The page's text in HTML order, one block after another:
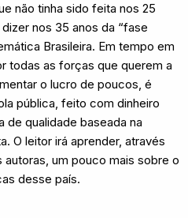
não tinha sido feita nos 25
nos 35 anos da “fase
Brasileira. Em tempo em
todas as forças que querem a
o lucro de poucos, é
pública, feito com dinheiro
de qualidade baseada na
O leitor irá aprender, através
um pouco mais sobre o
desse país.